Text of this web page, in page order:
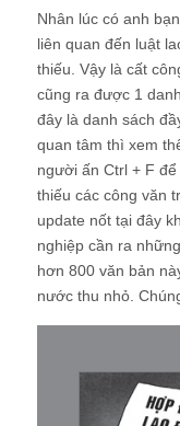
Nhân lúc có anh
liên quan đến luật
thiếu. Vậy là cất
cũng ra được 1
đây là danh sách
quan tâm thì xem
người ấn Ctrl + F
thiếu các công văn
update nốt tại đây
nghiệp cần ra
hơn 800 văn bản
nước thu nhỏ.